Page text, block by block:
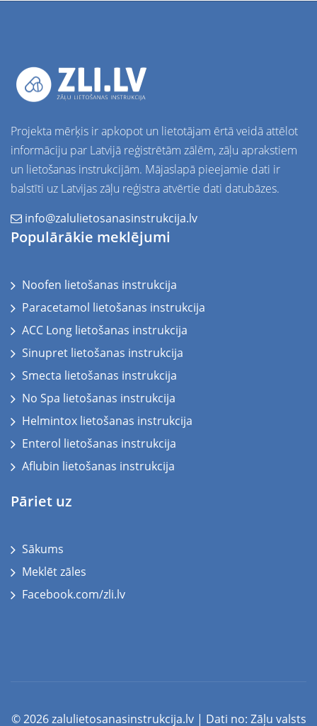
Projekta mērķis ir apkopot un lietotājam ērtā veidā attēlot
informāciju par Latvijā reģistrētām zālēm, zāļu aprakstiem
un lietošanas instrukcijām. Mājaslapā pieejamie dati ir
balstīti uz Latvijas zāļu reģistra atvērtie dati datubāzes.
info@zalulietosanasinstrukcija.lv
Populārākie meklējumi
Noofen lietošanas instrukcija
Paracetamol lietošanas instrukcija
ACC Long lietošanas instrukcija
Sinupret lietošanas instrukcija
Smecta lietošanas instrukcija
No Spa lietošanas instrukcija
Helmintox lietošanas instrukcija
Enterol lietošanas instrukcija
Aflubin lietošanas instrukcija
Pāriet uz
Sākums
Meklēt zāles
Facebook.com/zli.lv
© 2026 zalulietosanasinstrukcija.lv | Dati no: Zāļu valsts